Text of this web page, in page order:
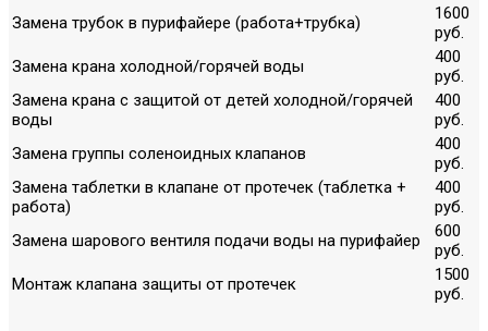
Замена трубок в пурифайере (работа+трубка)
1600
руб.
Замена крана холодной/горячей воды
400
руб.
Замена крана с защитой от детей холодной/горячей
воды
400
руб.
Замена группы соленоидных клапанов
400
руб.
Замена таблетки в клапане от протечек (таблетка +
работа)
400
руб.
Замена шарового вентиля подачи воды на пурифайер
600
руб.
Монтаж клапана защиты от протечек
1500
руб.